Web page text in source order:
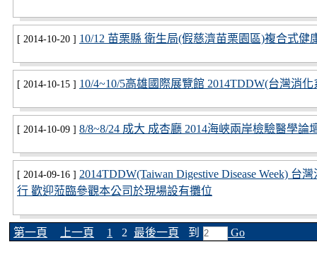
[ 2014-10-20 ] 10/12 苗栗縣 衛生局(假慈濟苗栗園區)複合式健
[ 2014-10-15 ] 10/4~10/5高雄國際展覽館 2014TDDW(台灣消
[ 2014-10-09 ] 8/8~8/24 成大 成杏廳 2014海峽兩岸檢驗醫學論
[ 2014-09-16 ] 2014TDDW(Taiwan Digestive Disease Week)
行 歡迎蒞臨參觀本公司於現場設有攤位
第一頁 上一頁 1 2 最後一頁 到 Go